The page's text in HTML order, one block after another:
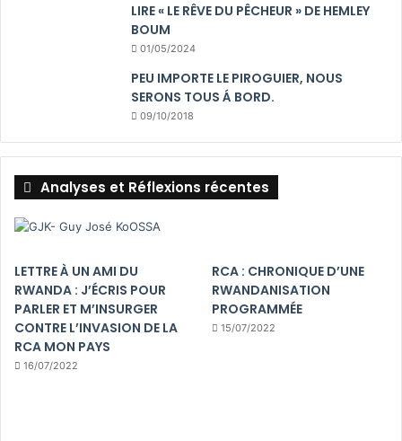
LIRE « LE RÊVE DU PÊCHEUR » DE HEMLEY
BOUM
01/05/2024
PEU IMPORTE LE PIROGUIER, NOUS
SERONS TOUS Á BORD.
09/10/2018
Analyses et Réflexions récentes
LETTRE À UN AMI DU
RWANDA : J’ÉCRIS POUR
PARLER ET M’INSURGER
CONTRE L’INVASION DE LA
RCA MON PAYS
16/07/2022
RCA : CHRONIQUE D’UNE
RWANDANISATION
PROGRAMMÉE
15/07/2022